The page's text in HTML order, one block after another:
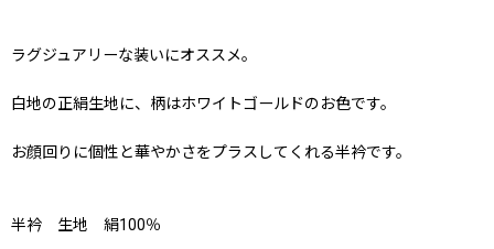
ラグジュアリーな装いにオススメ。
白地の正絹生地に、柄はホワイトゴールドのお色です。
お顔回りに個性と華やかさをプラスしてくれる半衿です。
半衿 生地 絹100％